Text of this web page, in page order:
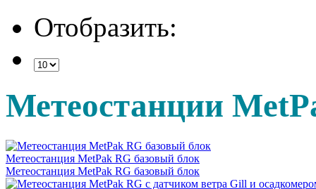
Отобразить:
Метеостанции
Метеостанция MetPak RG базовый блок
Метеостанция MetPak RG базовый блок